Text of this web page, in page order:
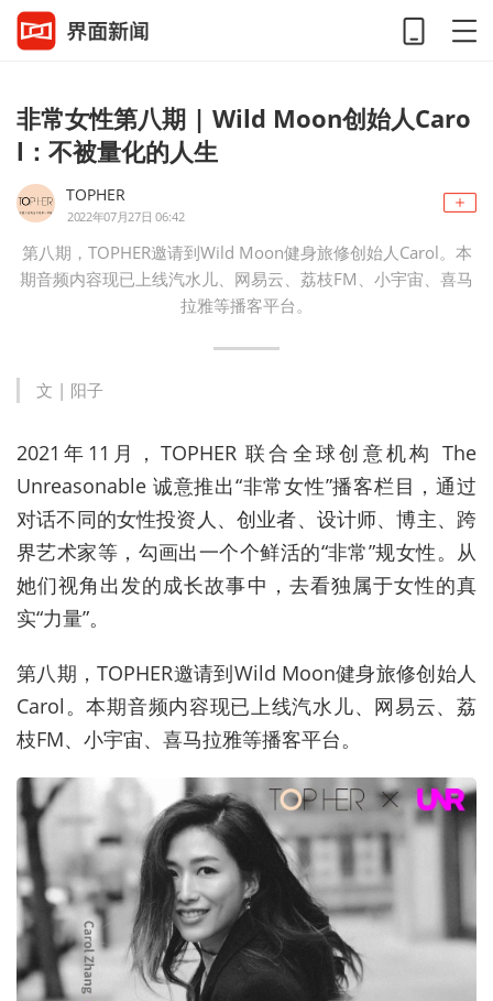
非常女性第八期 | Wild Moon创始人Caro
l：不被量化的人生
TOPHER
2022年07月27日 06:42
第八期，TOPHER邀请到Wild Moon健身旅修创始人Carol。本
期音频内容现已上线汽水儿、网易云、荔枝FM、小宇宙、喜马
拉雅等播客平台。
文 | 阳子
2021年11月，TOPHER 联合全球创意机构 The
Unreasonable 诚意推出“非常女性”播客栏目，通过
对话不同的女性投资人、创业者、设计师、博主、跨
界艺术家等，勾画出一个个鲜活的“非常”规女性。从
她们视角出发的成长故事中，去看独属于女性的真
实“力量”。
第八期，TOPHER邀请到Wild Moon健身旅修创始人
Carol。本期音频内容现已上线汽水儿、网易云、荔
枝FM、小宇宙、喜马拉雅等播客平台。